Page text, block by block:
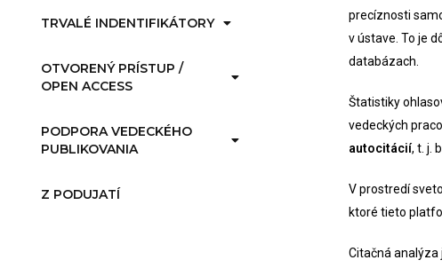
TRVALÉ INDENTIFIKÁTORY
OTVORENÝ PRÍSTUP /
OPEN ACCESS
PODPORA VEDECKÉHO
PUBLIKOVANIA
Z PODUJATÍ
precíznosti
v ústave. To je
databázach.
Štatistiky
vedeckých
autocitácií, t. j.
V prostredí
ktoré tieto
Citačná analýza